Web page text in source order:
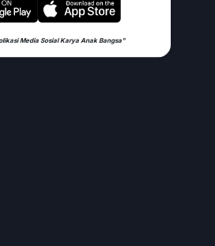
Media Sosial Karya Anak Bangsa"